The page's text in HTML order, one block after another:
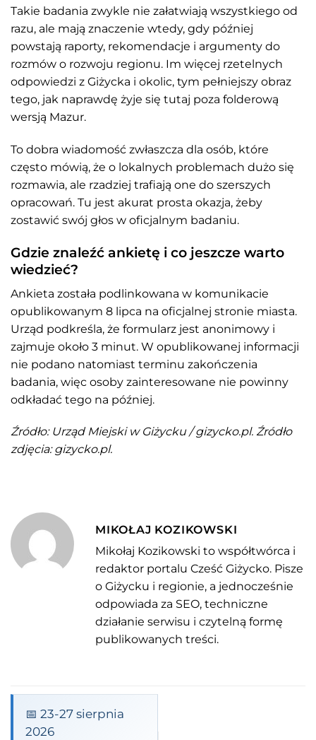
Takie badania zwykle nie załatwiają wszystkiego od
razu, ale mają znaczenie wtedy, gdy później
powstają raporty, rekomendacje i argumenty do
rozmów o rozwoju regionu. Im więcej rzetelnych
odpowiedzi z Giżycka i okolic, tym pełniejszy obraz
tego, jak naprawdę żyje się tutaj poza folderową
wersją Mazur.
To dobra wiadomość zwłaszcza dla osób, które
często mówią, że o lokalnych problemach dużo się
rozmawia, ale rzadziej trafiają one do szerszych
opracowań. Tu jest akurat prosta okazja, żeby
zostawić swój głos w oficjalnym badaniu.
Gdzie znaleźć ankietę i co jeszcze warto
wiedzieć?
Ankieta została podlinkowana w komunikacie
opublikowanym 8 lipca na oficjalnej stronie miasta.
Urząd podkreśla, że formularz jest anonimowy i
zajmuje około 3 minut. W opublikowanej informacji
nie podano natomiast terminu zakończenia
badania, więc osoby zainteresowane nie powinny
odkładać tego na później.
Źródło: Urząd Miejski w Giżycku / gizycko.pl. Źródło
zdjęcia: gizycko.pl.
MIKOŁAJ KOZIKOWSKI
Mikołaj Kozikowski to współtwórca i
redaktor portalu Cześć Giżycko. Pisze
o Giżycku i regionie, a jednocześnie
odpowiada za SEO, techniczne
działanie serwisu i czytelną formę
publikowanych treści.
📅 23-27 sierpnia
2026